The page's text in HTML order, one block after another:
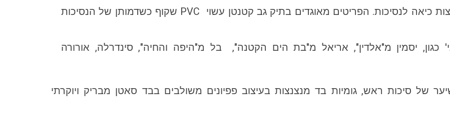
טורקיז, סגול וורוד כולם בטקסטורות מנצנצות כיאה לנסיכות. הפריטים מאוגדים בתיק גב קטנטן עשוי PVC שקוף כשדמותן של הנסיכות
כגון, יסמין מ"אלדין", אריאל מ"בת הים הקטנה", בל מ"היפה והחיה", סינדרלה, אורורה
של סיכות ראש, גומיות בד מנצנצות בעיצוב פפיונים משולבים בבד סאטן מבריק ויוקרתי